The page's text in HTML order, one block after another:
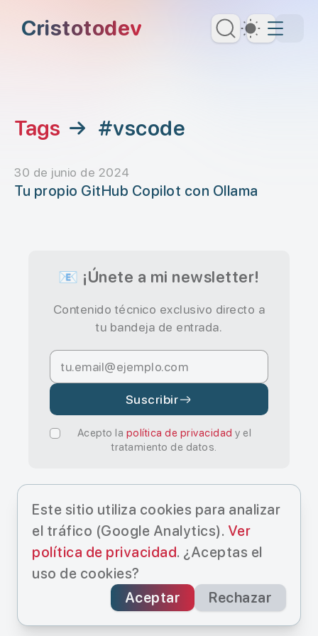
Cristotodev Dark
Tags → #vscode
30 de junio de 2024
Tu propio GitHub Copilot con Ollama
📧 ¡Únete a mi newsletter!
Contenido técnico exclusivo directo a
tu bandeja de entrada.
Suscribir
Acepto la política de privacidad y el
tratamiento de datos.
© Cristo Manuel Estévez Hernández
ServiciosSobre MiBlog
Búsqueda IALibrosContacto
Este sitio utiliza cookies para analizar
el tráfico (Google Analytics). Ver
política de privacidad. ¿Aceptas el
uso de cookies?
Aceptar
Rechazar